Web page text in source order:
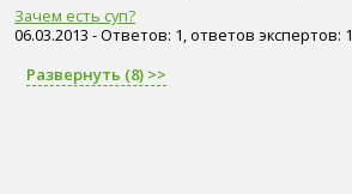
Зачем есть суп?
06.03.2013 - Ответов: 1, ответов экспертов: 1
Развернуть (8) >>